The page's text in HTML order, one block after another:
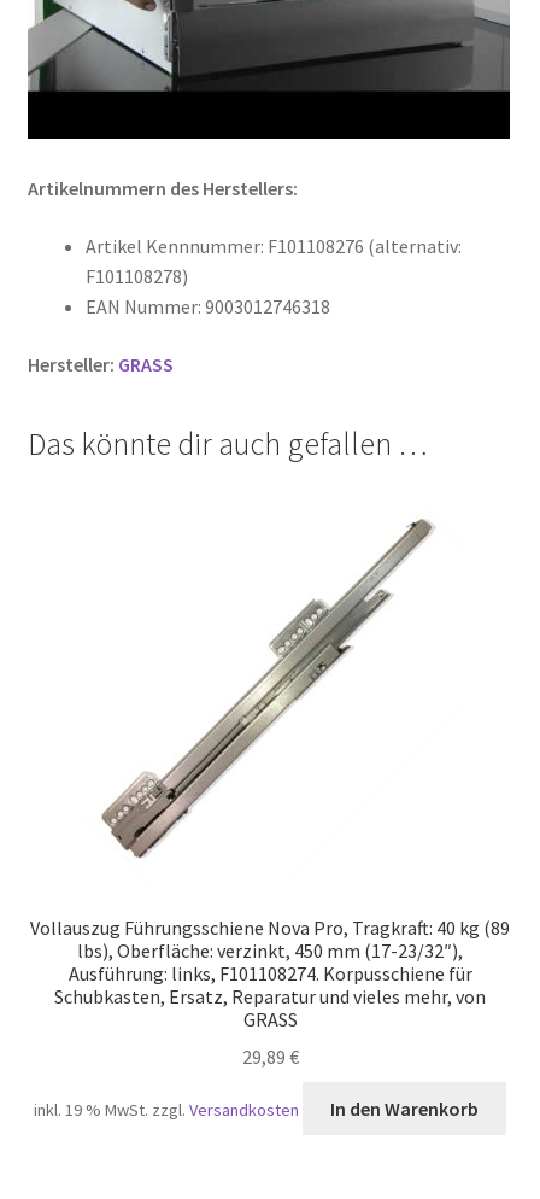
Artikelnummern des Herstellers:
Artikel Kennnummer: F101108276 (alternativ:
F101108278)
EAN Nummer: 9003012746318
Hersteller: GRASS
Das könnte dir auch gefallen …
Vollauszug Führungsschiene Nova Pro, Tragkraft: 40 kg (89
lbs), Oberfläche: verzinkt, 450 mm (17-23/32″),
Ausführung: links, F101108274. Korpusschiene für
Schubkasten, Ersatz, Reparatur und vieles mehr, von
GRASS
29,89 €
inkl. 19 % MwSt. zzgl.Versandkosten In den Warenkorb